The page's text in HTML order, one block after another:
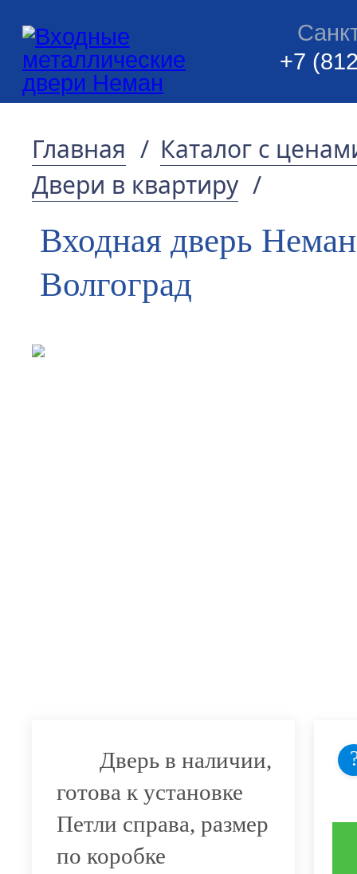
+7
Главная / Каталог с
Двери в квартиру /
Входная дверь
Волгоград
Дверь в наличии,
готова к установке
Петли справа, размер
по коробке